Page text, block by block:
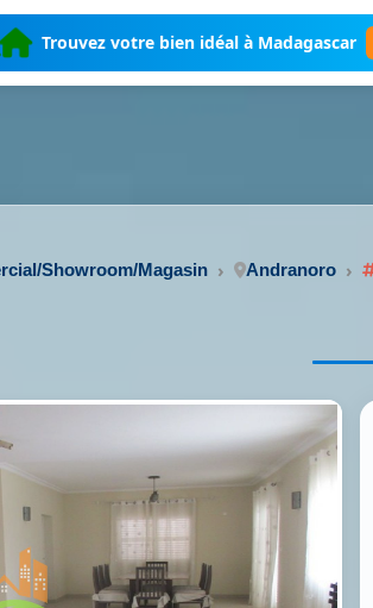
Trouvez votre bien idéal à Madagascar
Showroom/Magasin Andranoro